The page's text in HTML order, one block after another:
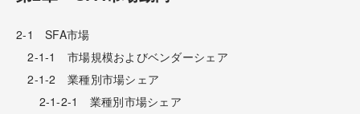
2-1 SFA市場
2-1-1 市場規模およびベンダーシェア
2-1-2 業種別市場シェア
2-1-2-1 業種別市場シェア